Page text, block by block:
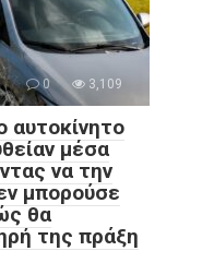
0 3,109
μέσα
να την
μπορούσε
θα
της πράξη